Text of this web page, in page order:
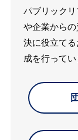
パブリック
や企業から
決に役立て
成を行ってい